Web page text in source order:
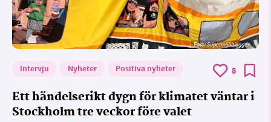
Foto: Supermijöbloggen
Intervju Nyheter Positiva nyheter 8
Ett händelserikt dygn för klimatet väntar i
Stockholm tre veckor före valet